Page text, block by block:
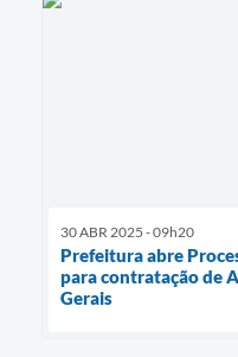
30 ABR 2025 - 09h20
Prefeitura abre
para contratação de
Gerais